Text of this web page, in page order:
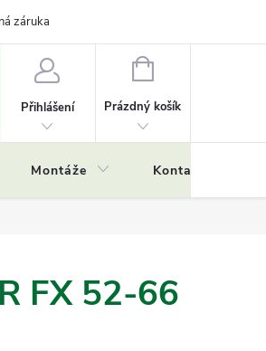
záruka
Přihlášení
NÁKUPNÍ
Prázdný košík
Montáže Kontakty
FX 52-66